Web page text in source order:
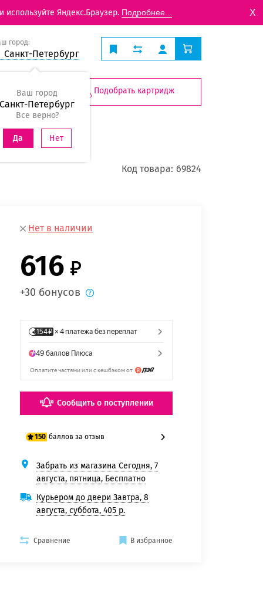
Яндекс.Браузер. Подробнее... X
город:
Санкт-Петербург
Ваш город
Санкт-Петербург
Все верно?
Да Нет
Подобрать картридж
Код товара: 69824
Нет в наличии
616
+30 бонусов
Сообщить о поступлении
150 баллов за отзыв
125 баллов
150 баллов
Забрать из магазина Сегодня, 7
августа, пятница, Бесплатно
Курьером до двери Завтра, 8
августа, суббота, 405 р.
Сравнение В избранное